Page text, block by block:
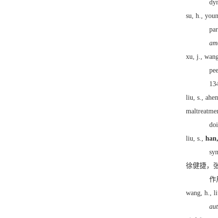
su, h.,
xu, j.,
liu, s.,
liu, s.,
徐健捷，
作
wang, h.,